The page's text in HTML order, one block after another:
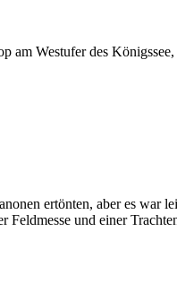
am Westufer des
ertönten, aber es war
Feldmesse und einer